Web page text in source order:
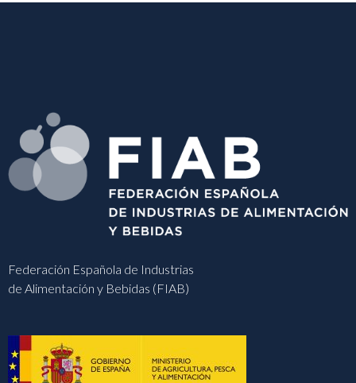
Federación Española de Industrias
de Alimentación y Bebidas (FIAB)